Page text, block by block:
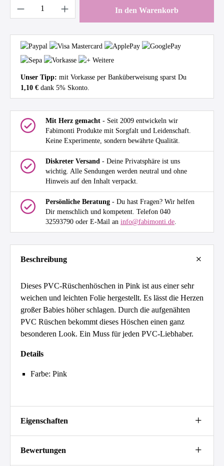
Produkt Anzahl: Gib den gewünschten Wert
In den Warenkorb
Unser Tipp: mit Vorkasse per Banküberweisung sparst Du
1,10 € dank 5% Skonto.
Mit Herz gemacht - Seit 2009 entwickeln wir
Fabimonti Produkte mit Sorgfalt und Leidenschaft.
Keine Experimente, sondern bewährte Qualität.
Diskreter Versand - Deine Privatsphäre ist uns
wichtig. Alle Sendungen werden neutral und ohne
Hinweis auf den Inhalt verpackt.
Persönliche Beratung - Du hast Fragen? Wir helfen
Dir menschlich und kompetent. Telefon 040
32593790 oder E-Mail an info@fabimonti.de.
Beschreibung
Dieses PVC-Rüschenhöschen in Pink ist aus einer sehr
weichen und leichten Folie hergestellt. Es lässt die Herzen
großer Babies höher schlagen. Durch die aufgenähten
PVC Rüschen bekommt dieses Höschen einen ganz
besonderen Look. Ein Muss für jeden PVC-Liebhaber.
Details
Farbe: Pink
Eigenschaften
Bewertungen